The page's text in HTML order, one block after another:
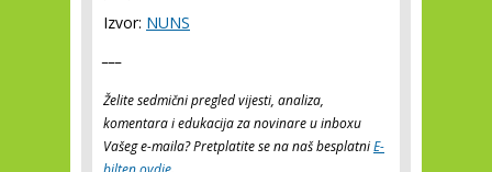
Izvor: NUNS
Želite sedmični pregled vijesti, analiza,
komentara i edukacija za novinare u inboxu
Vašeg e-maila? Pretplatite se na naš besplatniE-